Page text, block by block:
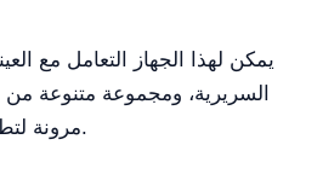
يمكن لهذا الجهاز التعامل مع
السريرية، ومجموعة متنوعة من
مرونة لتطبيقات المختبر المختلفة.